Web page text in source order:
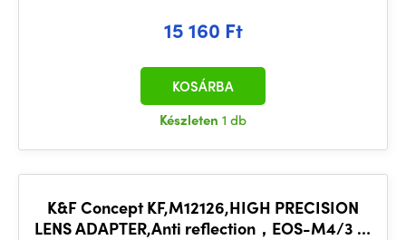
15 160 Ft
Készleten 1 db
KOSÁRBA
K&F Concept KF,M12126,HIGH PRECISION
LENS ADAPTER,Anti reflection，EOS-M4/3 IV